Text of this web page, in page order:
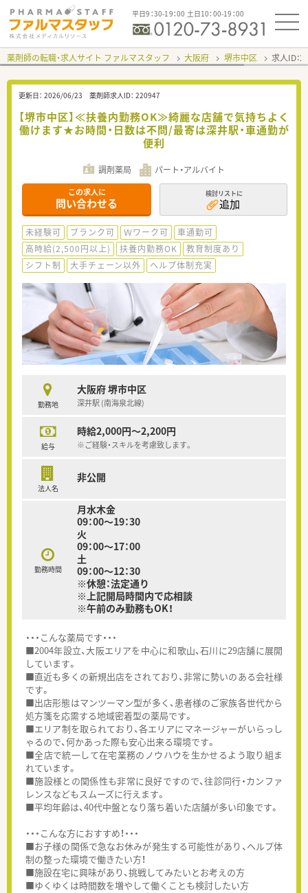
平日9：30-19：00 土日10：00-19：00
薬剤師の転職・求人サイト ファルマスタッフ 大阪府 堺市中区 求人ID：
更新日： 2026/06/23 薬剤師求人ID： 220947
【堺市中区】≪扶養内勤務OK≫綺麗な店舗で気持ちよく
働けます★お時間・日数は不問/最寄は深井駅・車通勤が
便利
調剤薬局 パート・アルバイト
この求人に
問い合わせる
検討リストに
追加
未経験可 ブランク可 Ｗワーク可
車通勤可
高時給(2,500円以上)
扶養内勤務OK
教育制度あり
シフト制
大手チェーン以外 ヘルプ体制充実
勤務地
大阪府 堺市中区
深井駅 (南海泉北線)
給与
時給2,000円～2,200円
※ご経験・スキルを考慮致します。
法人名
非公開
勤務時間
月水木金
09：00～19：30
火
09：00～17：00
土
09：00～12：30
※休憩：法定通り
※上記開局時間内で応相談
※午前のみ勤務もOK！
・・・こんな薬局です・・・
■2004年設立、大阪エリアを中心に和歌山、石川に29店舗に展開
しています。
■直近も多くの新規出店をされており、非常に勢いのある会社様
です。
■出店形態はマンツーマン型が多く、患者様のご家族各世代から
処方箋を応需する地域密着型の薬局です。
■エリア制を取られており、各エリアにマネージャーがいらっし
ゃるので、何かあった際も安心出来る環境です。
■全店で統一して在宅業務のノウハウを生かせるよう取り組ま
れています。
■施設様との関係性も非常に良好ですので、往診同行・カンファ
レンスなどもスムーズに行えます。
■平均年齢は、40代中盤となり落ち着いた店舗が多い印象です。
・・・こんな方におすすめ！・・・
■お子様の関係で急なお休みが発生する可能性があり、ヘルプ体
制の整った環境で働きたい方！
■施設在宅に興味があり、挑戦してみたいとお考えの方
■ゆくゆくは時間数を増やして働くことも検討したい方